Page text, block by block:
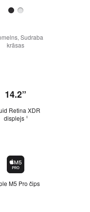
Sudraba
krāsas
14.2”
Retina XDR
displejs ◊
M5 Pro čips